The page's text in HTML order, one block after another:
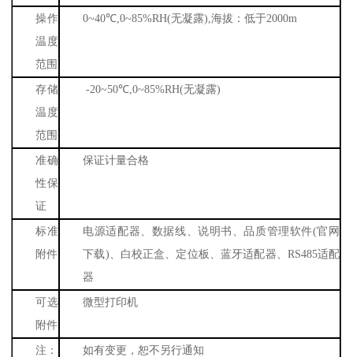
操作
温度
范围
0~40℃,0~85%RH(无凝露),海拔：低于2000m
存储
温度
范围
-20~50℃,0~85%RH(无凝露)
准确
性保
证
保证计量合格
标准
附件
电源适配器、数据线、说明书、品质管理软件(官网
下载)、白校正盒、定位板、蓝牙适配器、 RS485适配
器
可选
附件
微型打印机
注： 如有变更，恕不另行通知